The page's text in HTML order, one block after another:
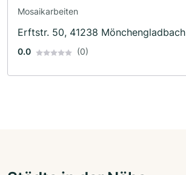
Mosaikarbeiten
Erftstr. 50, 41238 Mönchengladbach
0.0 (0)